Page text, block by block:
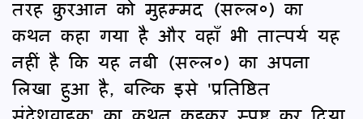
तरह क़ुरआन को मुहम्मद (सल्ल०) का
कथन कहा गया है और वहाँ भी तात्पर्य यह
नहीं है कि यह नबी (सल्ल०) का अपना
लिखा हुआ है, बल्कि इसे 'प्रतिष्ठित